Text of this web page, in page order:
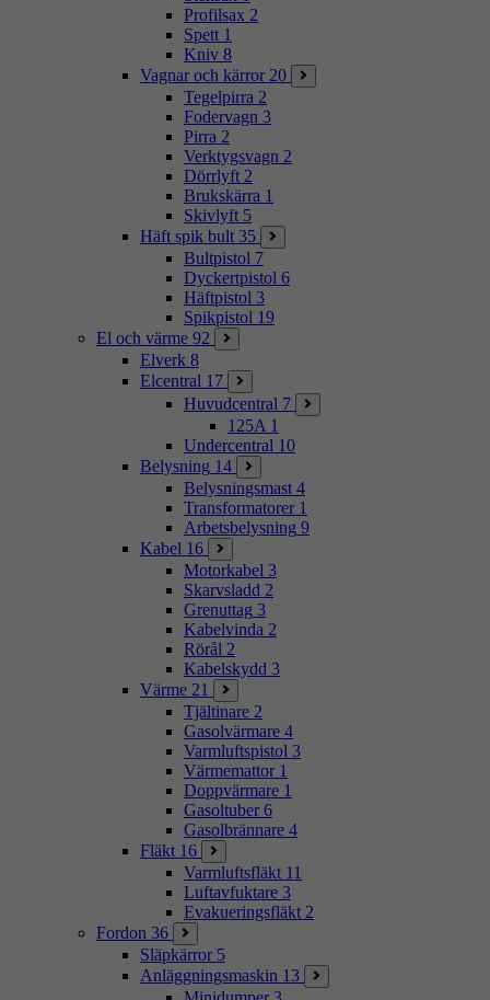
Profilsax 2
Spett 1
Kniv 8
Vagnar och kärror 20
Tegelpirra 2
Fodervagn 3
Pirra 2
Verktygsvagn 2
Dörrlyft 2
Brukskärra 1
Skivlyft 5
Häft spik bult 35
Bultpistol 7
Dyckertpistol 6
Häftpistol 3
Spikpistol 19
El och värme 92
Elverk 8
Elcentral 17
Huvudcentral 7
125A 1
Undercentral 10
Belysning 14
Belysningsmast 4
Transformatorer 1
Arbetsbelysning 9
Kabel 16
Motorkabel 3
Skarvsladd 2
Grenuttag 3
Kabelvinda 2
Rörål 2
Kabelskydd 3
Värme 21
Tjältinare 2
Gasolvärmare 4
Varmluftspistol 3
Värmemattor 1
Doppvärmare 1
Gasoltuber 6
Gasolbrännare 4
Fläkt 16
Varmluftsfläkt 11
Luftavfuktare 3
Evakueringsfläkt 2
Fordon 36
Släpkärror 5
Anläggningsmaskin 13